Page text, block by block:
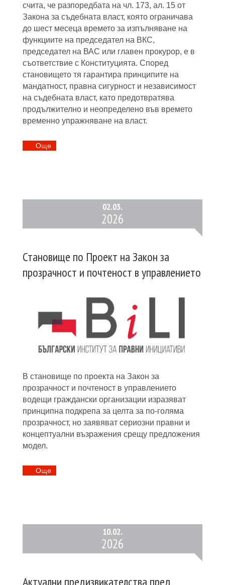
счита, че разпоредбата на чл. 173, ал. 15 от
Закона за съдебната власт, която ограничава
до шест месеца времето за изпълняване на
функциите на председател на ВКС,
председател на ВАС или главен прокурор, е в
съответствие с Конституцията. Според
становището тя гарантира принципите на
мандатност, правна сигурност и независимост
на съдебната власт, като предотвратява
продължително и неопределено във времето
временно упражняване на власт.
Oще
02.03.
2026
Становище по Проект на Закон за
прозрачност и почтеност в управлението
В становище по проекта на Закон за
прозрачност и почтеност в управлението
водещи граждански организации изразяват
принципна подкрепа за целта за по-голяма
прозрачност, но заявяват сериозни правни и
концептуални възражения срещу предложения
модел.
Oще
10.02.
2026
Актуални предизвикателства пред